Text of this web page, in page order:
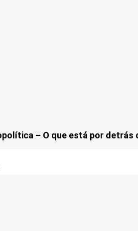
– O que está por detrás